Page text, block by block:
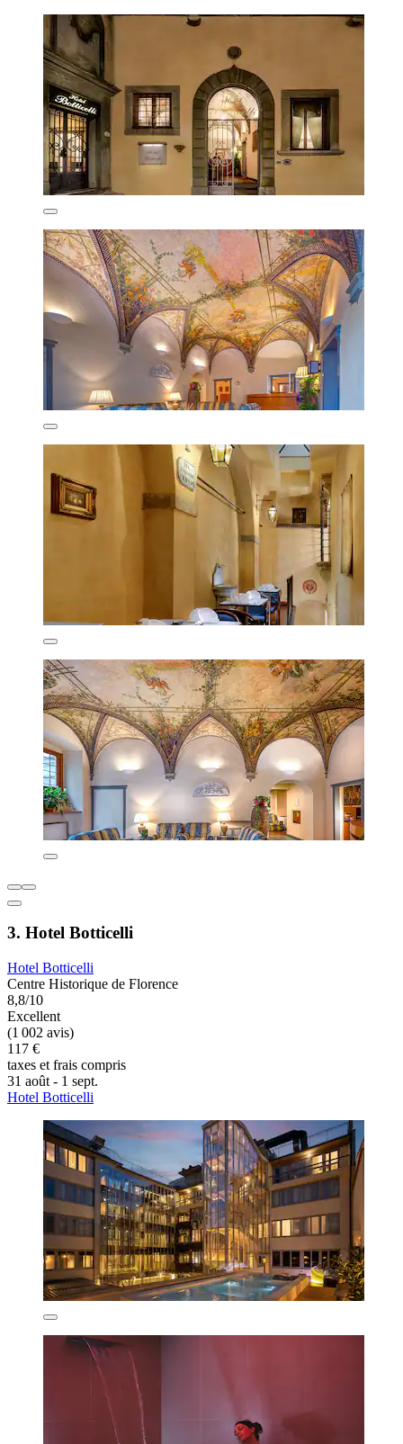
3. Hotel Botticelli
Hotel Botticelli
Centre Historique de Florence
8,8/10
Excellent
(1 002 avis)
117 €
taxes et frais compris
31 août - 1 sept.
Hotel Botticelli